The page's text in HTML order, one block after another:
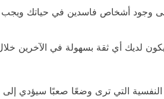
وجود أشخاص فاسدين في حياتك ويجب
لديك أي ثقة بسهولة في الآخرين
التي ترى وضعًا صعبًا سيؤدي إلى